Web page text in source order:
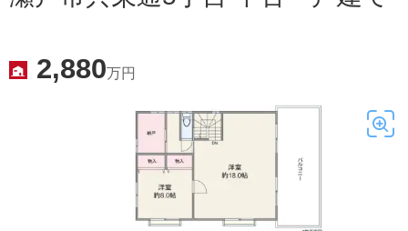
住まいをつくる
住まい事例をさが
価格査定を依頼する
2,880万円